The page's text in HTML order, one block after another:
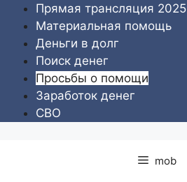
Перейти
содержимому
Прямая трансляция 2025
Материальная помощь
Деньги в долг
Поиск денег
Просьбы о помощи
Заработок денег
СВО
mob